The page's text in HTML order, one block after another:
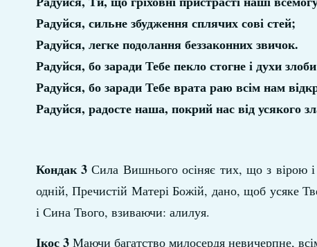
Радуйся, сильне збудження сплячих сові стей;
Радуйся, легке подолання беззаконних звичок.
Радуйся, бо заради Тебе пекло стогне і духи
Радуйся, бо заради Тебе врата раю всім нам
Радуйся, радосте наша, покрий нас від усякого
Кондак 3Сила Вишнього осіняє тих, що з вірою і
одній, Пречистій Матері Божій, дано, щоб усяке
і Сина Твого, взиваючи: алилуя.
Ікос 3Маючи багатство милосердя невичерпне,